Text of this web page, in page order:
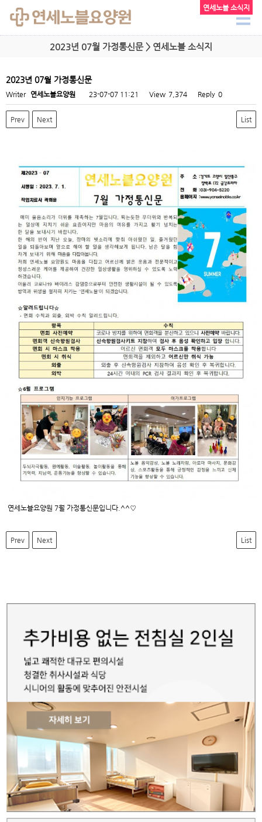
2023년 07월 가정통신문 > 연세노블 소식지
연세노블 소식지
2023년 07월 가정통신문
Writer 연세노블요양원 23-07-07 11:21 View 7,374 Reply 0
Prev Next List
연세노블요양원 7월 가정통신문입니다.^^♡
Prev Next List